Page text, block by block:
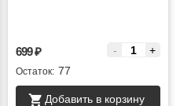
699₽ - +
Остаток: 77
Добавить в корзину